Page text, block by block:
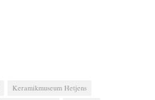
Keramikmuseum Hetjens